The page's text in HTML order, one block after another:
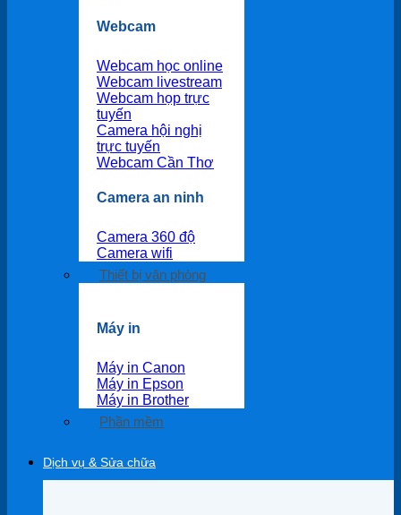
Webcam
Webcam học online
Webcam livestream
Webcam họp trực
tuyến
Camera hội nghị
trực tuyến
Webcam Cần Thơ
Camera an ninh
Camera 360 độ
Camera wifi
Thiết bị văn phòng
Máy in
Máy in Canon
Máy in Epson
Máy in Brother
Phần mềm
Dịch vụ & Sửa chữa